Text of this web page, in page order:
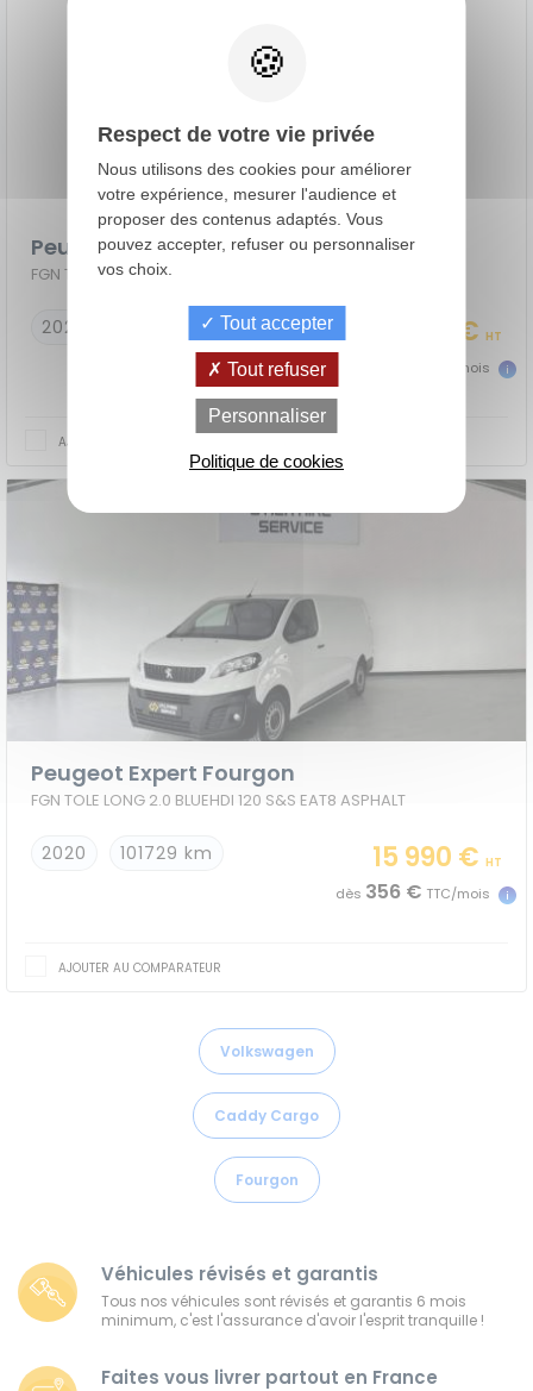
de
votreLe crédit
classique
Peugeot Expert Fourgon
FGN TOLE M BLUEHDI 180 S&S EAT8 PACK ASPHALT
2023 53000 km 22 990 € HT
TTC/mois
AJOUTER AU COMPARATEUR
Peugeot Expert Fourgon
FGN TOLE LONG 2.0 BLUEHDI 120 S&S EAT8 ASPHALT
2020 101729 km 15 990 € HT
dès 356 € TTC/mois
AJOUTER AU COMPARATEUR
Volkswagen
Caddy Cargo
Fourgon
Véhicules révisés et garantis
Tous nos véhicules sont révisés et garantis 6 mois
minimum, c'est l'assurance d'avoir l'esprit tranquille !
Faites vous livrer partout en France
Respect de votre vie privée
Nous utilisons des cookies pour améliorer
votre expérience, mesurer l'audience et
proposer des contenus adaptés. Vous
pouvez accepter, refuser ou personnaliser
vos choix.
Tout accepter
Tout refuser
Personnaliser
Politique de cookies